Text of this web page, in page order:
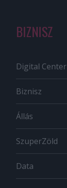
BIZNISZ
Digital Center
Biznisz
Állás
SzuperZöld
Data